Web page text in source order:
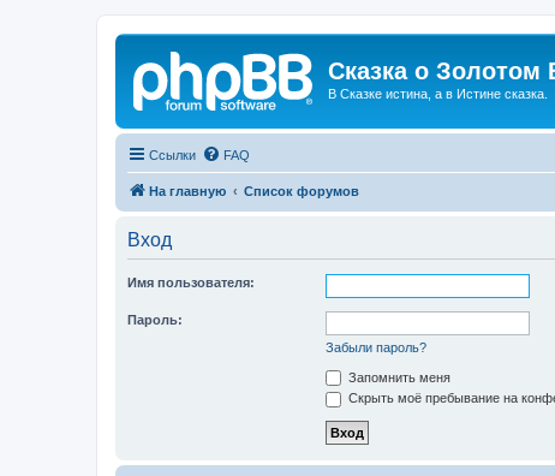
Сказка о Золотом
В Сказке истина, а в Истине сказка.
Ссылки FAQ
На главную Список форумов
Вход
Имя пользователя:
Пароль:
Забыли пароль?
Запомнить меня
Скрыть моё пребывание на